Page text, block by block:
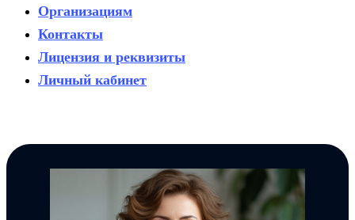
Организациям
Контакты
Лицензия и реквизиты
Личный кабинет